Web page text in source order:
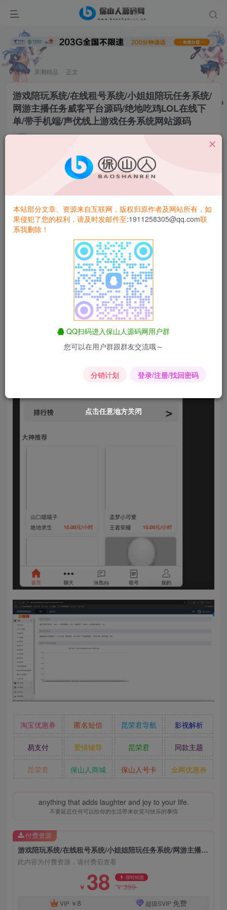
首页 亲测精品 正文
游戏陪玩系统/在线租号系统/小姐姐陪玩任务系统/
网游主播任务威客平台源码/绝地吃鸡LOL在线下
单/带手机端/声优线上游戏任务系统网站源码
私信
0
游戏陪玩系统/在线租号系统/小姐姐陪玩任务系统/网游主播
任务威客平台源码/绝地吃鸡LOL在线下单/带手机端/声优线
上游戏任务系统网站源码
淘宝优惠券 匿名短信 昆荣君导航 影视解析
易支付 爱情辅导 昆荣君 同款主题
昆荣君 保山人商城 保山人号卡 全网优惠券
anything that adds laughter and joy to your life.
不要延迟任何可以给你的生活带来欢笑与快乐的事情
游戏陪玩系统/在线租号系统/小姐姐陪玩任务系统/网游主播任务威客平台源码/绝地吃鸡LOL在线下单/带手机端/声优线上游戏任务系统网站源码
此内容为付费资源，请付费后查看
￥ 38 限时特惠
￥399
VIP ￥8 超级SVIP 免费
付费资源
点击任意地方关闭
点击任意地方关闭
点击任意地方关闭
点击任意地方关闭
点击任意地方关闭
点击任意地方关闭
本站部分文章、资源来自互联网，版权归原作者及网站所有，如
果侵犯了您的权利，请及时发邮件至:1911258305@qq.com联
系我删除！
QQ扫码进入保山人源码网用户群
您可以在用户群跟群友交流哦～
分销计划 登录/注册/找回密码